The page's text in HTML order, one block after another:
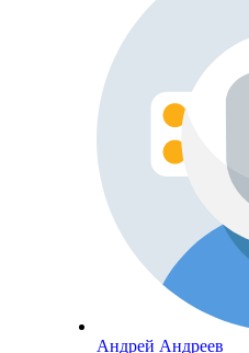
Андрей Андреев